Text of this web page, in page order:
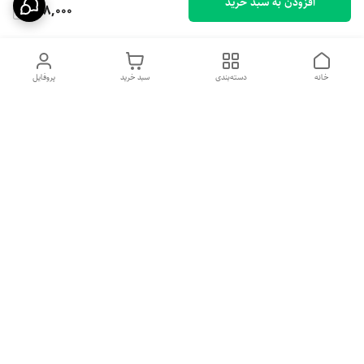
498,000
پروفایل سبد خرید دسته‌بندی خانه